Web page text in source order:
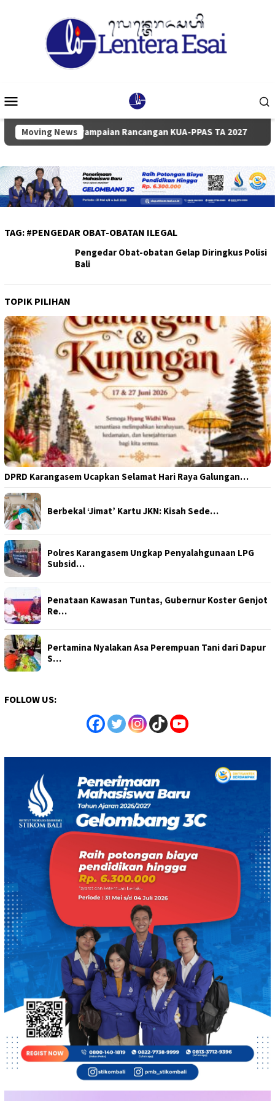
Mobile
Moving News
Penyampaian Rancangan KUA-PPAS TA 2027 Pemkab
TAG: #PENGEDAR OBAT-OBATAN ILEGAL
Pengedar Obat-obatan Gelap Diringkus Polisi
Bali
TOPIK PILIHAN
DPRD Karangasem Ucapkan Selamat Hari Raya Galungan…
Berbekal ‘Jimat’ Kartu JKN: Kisah Sede…
Polres Karangasem Ungkap Penyalahgunaan LPG
Subsid…
Penataan Kawasan Tuntas, Gubernur Koster Genjot
Re…
Pertamina Nyalakan Asa Perempuan Tani dari Dapur
S…
FOLLOW US: